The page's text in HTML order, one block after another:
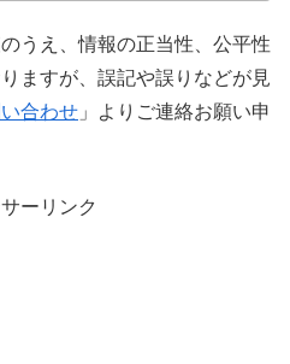
うえ、情報の正当性、公平性
ますが、誤記や誤りなどが見
合わせ 」よりご連絡お願い申
ーリンク